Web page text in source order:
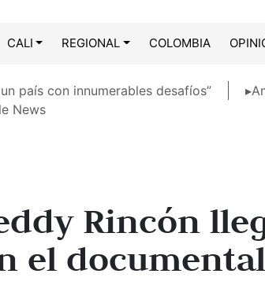
CALI REGIONAL COLOMBIA
un país con innumerables desafíos”
News
Rincón
el documental